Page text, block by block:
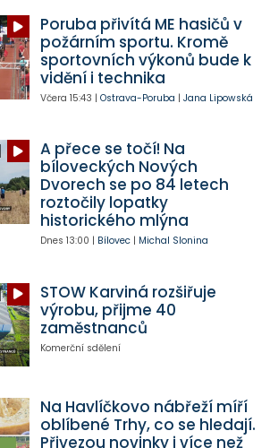
Poruba přivítá ME hasičů v
požárním sportu. Kromě
sportovních výkonů bude k
vidění i technika
Včera 15:43 | Ostrava-Poruba | Jana Lipowská
A přece se točí! Na
bíloveckých Nových
Dvorech se po 84 letech
roztočily lopatky
historického mlýna
Dnes 13:00 | Bílovec| Michal Slonina
STOW Karviná rozšiřuje
výrobu, přijme 40
zaměstnanců
Komerční sdělení
Na Havlíčkovo nábřeží míří
oblíbené Trhy, co se hledají.
Přivezou novinky i více než